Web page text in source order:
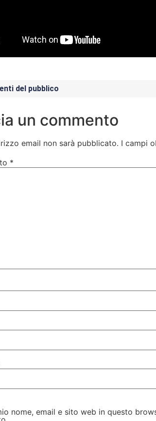
del pubblico
un commento
email non sarà pubblicato. I campi
*
nome, email e sito web in questo